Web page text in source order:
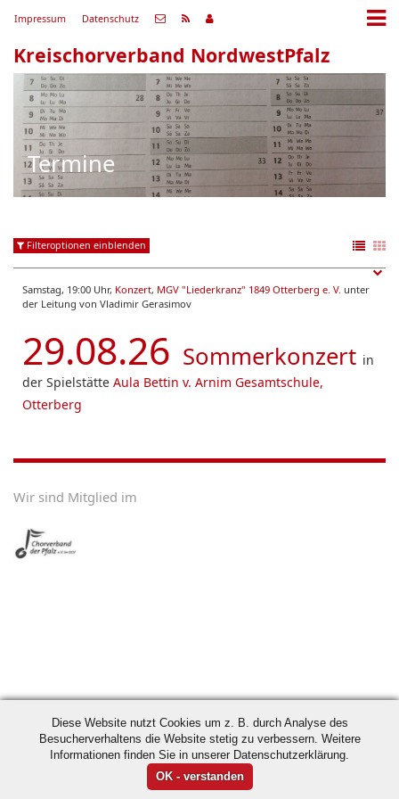
Impressum Datenschutz
Kreischorverband NordwestPfalz
Termine
Filteroptionen einblenden
Samstag, 19:00 Uhr, Konzert, MGV "Liederkranz" 1849 Otterberg e. V. unter
der Leitung von Vladimir Gerasimov
29.08.26 Sommerkonzert in
der Spielstätte Aula Bettin v. Arnim Gesamtschule,
Otterberg
Wir sind Mitglied im
Diese Website nutzt Cookies um z. B. durch Analyse des
Besucherverhaltens die Website stetig zu verbessern. Weitere
Informationen finden Sie in unserer Datenschutzerklärung.